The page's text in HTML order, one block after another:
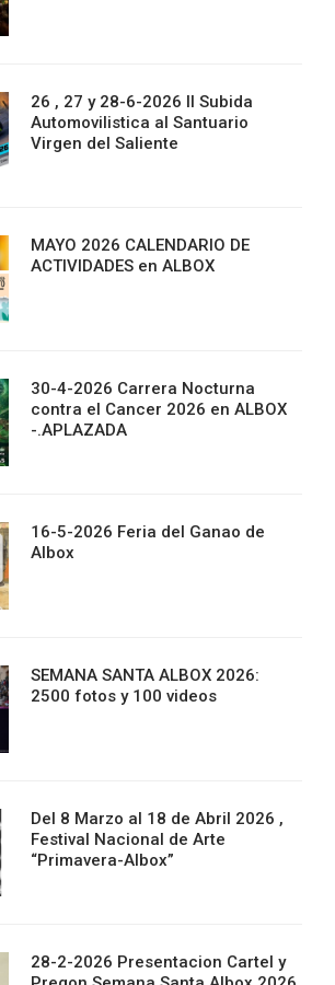
26 , 27 y 28-6-2026 II Subida
Automovilistica al Santuario
Virgen del Saliente
MAYO 2026 CALENDARIO DE
ACTIVIDADES en ALBOX
30-4-2026 Carrera Nocturna
contra el Cancer 2026 en ALBOX
-.APLAZADA
16-5-2026 Feria del Ganao de
Albox
SEMANA SANTA ALBOX 2026:
2500 fotos y 100 videos
Del 8 Marzo al 18 de Abril 2026 ,
Festival Nacional de Arte
“Primavera-Albox”
28-2-2026 Presentacion Cartel y